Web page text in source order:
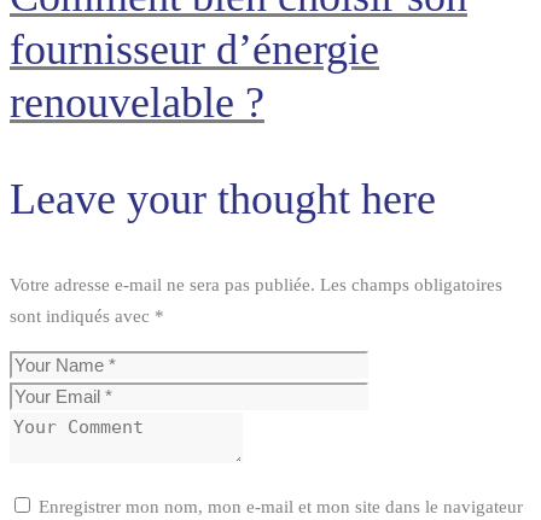
fournisseur d’énergie
renouvelable ?
Leave your thought here
Votre adresse e-mail ne sera pas publiée. Les champs obligatoires
sont indiqués avec *
Enregistrer mon nom, mon e-mail et mon site dans le navigateur